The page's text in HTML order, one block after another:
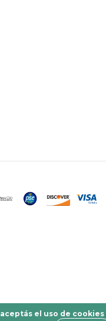
aceptás el uso de cookies